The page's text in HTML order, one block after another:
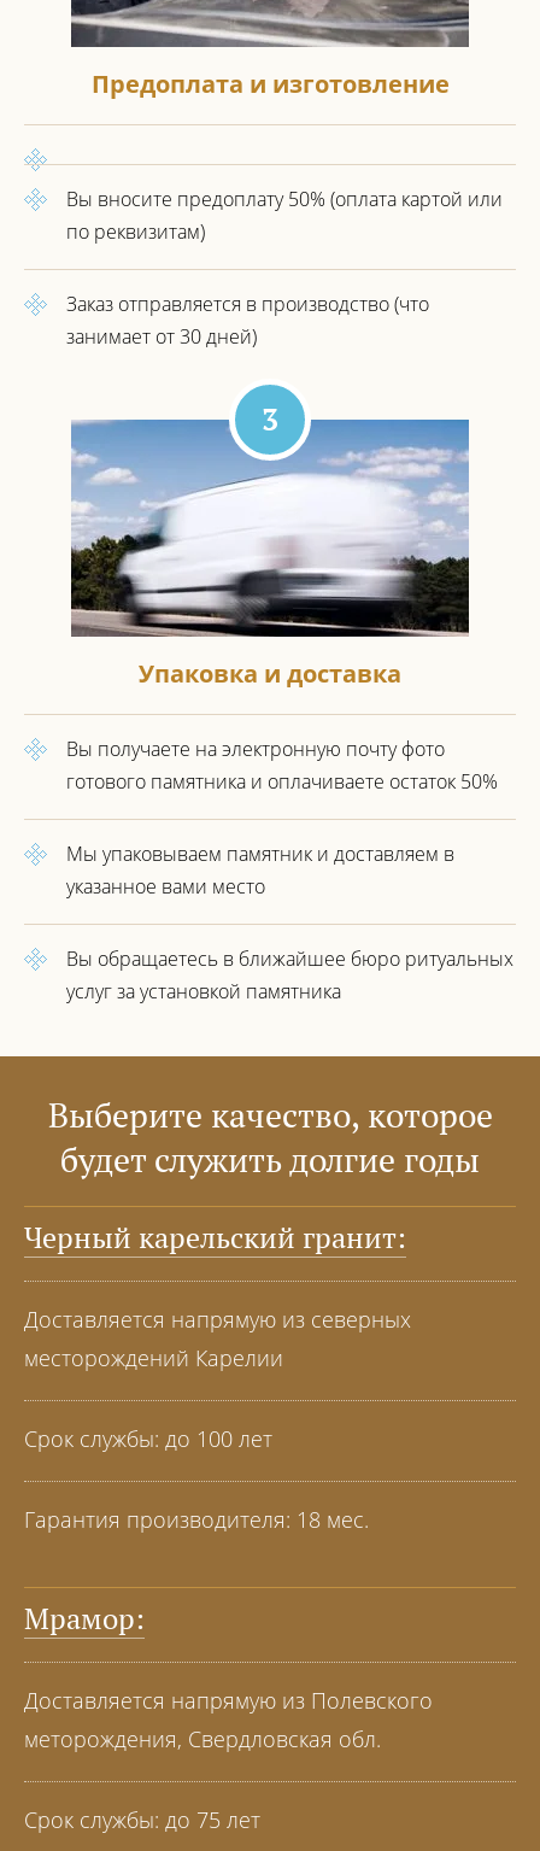
Предоплата и изготовление
Вы вносите предоплату 50% (оплата картой или
по реквизитам)
Заказ отправляется в производство(что
занимает от 30 дней)
3
Упаковка и доставка
Вы получаете на электронную почту фото
готового памятника и оплачиваете остаток 50%
Мы упаковываем памятник и доставляем в
указанное вами место
Вы обращаетесь в ближайшее бюро ритуальных
услуг за установкой памятника
Выберите качество, которое
будет служить долгие годы
Черный карельский гранит:
Доставляется напрямую из северных
месторождений Карелии
Срок службы: до 100 лет
Гарантия производителя: 18 мес.
Мрамор:
Доставляется напрямую из Полевского
меторождения, Свердловская обл.
Срок службы: до 75 лет